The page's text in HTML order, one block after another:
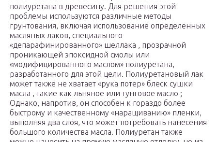
полиуретана в древесину. Для решения этой
проблемы используются различные методы
грунтования, включая использование определенных
масляных лаков, специального
«депарафинированного» шеллака , прозрачной
проникающей эпоксидной смолы или
«модифицированного маслом» полиуретана,
разработанного для этой цели. Полиуретановый лак
может также не хватает «рука потер» блеск сушки
масла , такие как льняное или тунговое масло ;
Однако, напротив, он способен к гораздо более
быстрому и качественному «наращиванию» пленки,
выполняя два слоя, что может потребовать нанесения
большого количества масла. Полиуретан также